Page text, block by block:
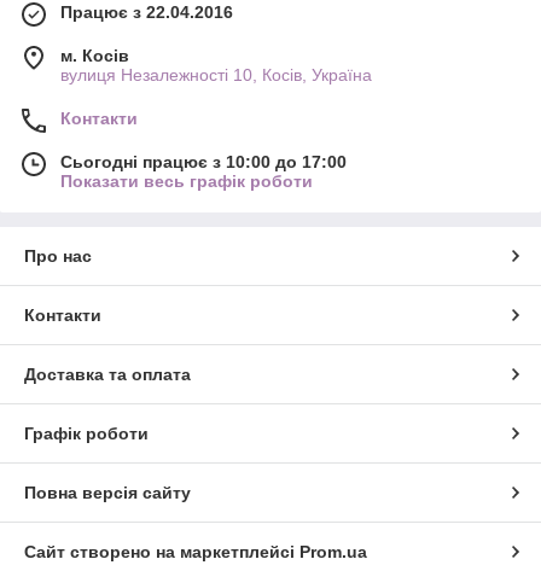
Працює з 22.04.2016
м. Косів
вулиця Незалежності 10, Косів, Україна
Контакти
Сьогодні працює з 10:00 до 17:00
Показати весь графік роботи
Про нас
Контакти
Доставка та оплата
Графік роботи
Повна версія сайту
Сайт створено на маркетплейсі Prom.ua